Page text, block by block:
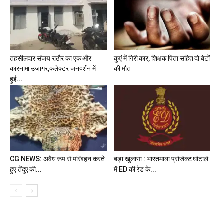
तहसीलदार संजय राठौर का एक और
कारनामा उजागर,कलेक्टर जनदर्शन में
हुई...
कुएं में गिरी कार, शिक्षक पिता सहित दो बेटों
की मौत
CG NEWS: अवैध रूप से परिवहन करते
हुए तेंदुए की...
बड़ा खुलासा : भारतमाला प्रोजेक्ट घोटाले
में ED की रेड के...